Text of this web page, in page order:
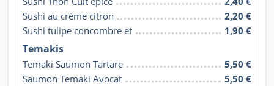
Sushi au crème citron
2,20 €
Sushi tulipe concombre et
1,90 €
Temakis
Temaki Saumon Tartare
5,50 €
Saumon Temaki Avocat
5,50 €